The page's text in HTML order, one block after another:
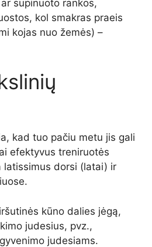
supinuoto rankos,
kol smakras praeis
kojas nuo žemės) –
kad tuo pačiu metu jis gali
efektyvus treniruotės
latissimus dorsi (latai) ir
kūno dalies jėgą,
judesius, pvz.,
judesiams.